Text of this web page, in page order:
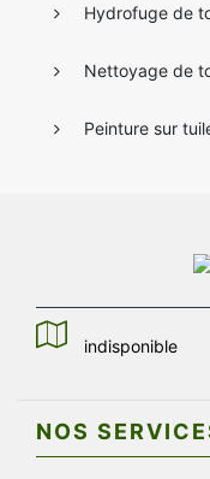
Hydrofuge de
Nettoyage de
Peinture sur
indisponible
NOS